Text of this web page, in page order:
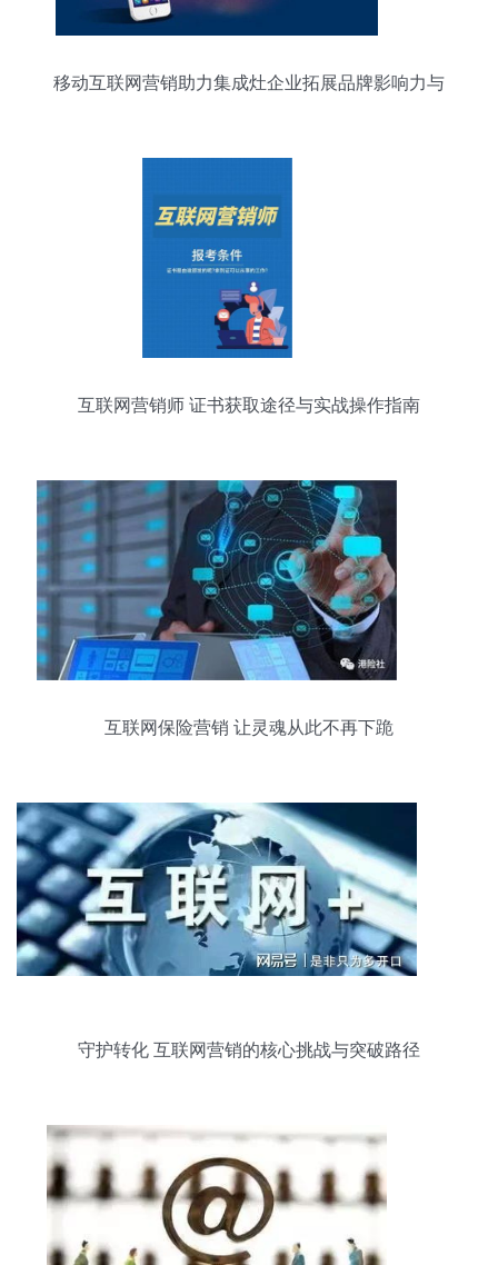
移动互联网营销助力集成灶企业拓展品牌影响力与
互联网营销师 证书获取途径与实战操作指南
互联网保险营销 让灵魂从此不再下跪
守护转化 互联网营销的核心挑战与突破路径